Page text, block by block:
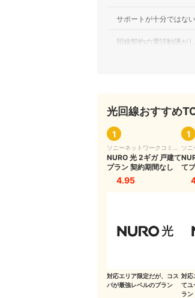
サポートが十分ではな
回線契約の電話勧誘が
フレッツ光よりも基本
プロバイダを別で申し
スマホ料金が割引され
ほかの光コラボ・フレ
光コラボの解約違約金
光回線を選ぶなら？独自
光回線おすすめ
1
ソニーネットワークコミュ
ニケーションズ
NURO 光 2ギガ 戸建て
プラン 契約期間なし
4.95
対応エリア限定だが、コス
パが最強レベルのプラン
1
ソニ
ニケ
て
対応
てユ
ラン